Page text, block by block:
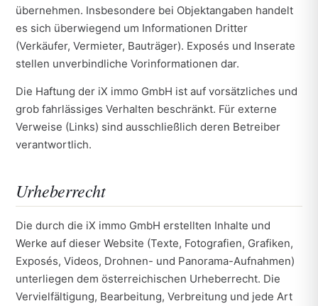
übernehmen. Insbesondere bei Objektangaben handelt
es sich überwiegend um Informationen Dritter
(Verkäufer, Vermieter, Bauträger). Exposés und Inserate
stellen unverbindliche Vorinformationen dar.
Die Haftung der iX immo GmbH ist auf vorsätzliches und
grob fahrlässiges Verhalten beschränkt. Für externe
Verweise (Links) sind ausschließlich deren Betreiber
verantwortlich.
Urheberrecht
Die durch die iX immo GmbH erstellten Inhalte und
Werke auf dieser Website (Texte, Fotografien, Grafiken,
Exposés, Videos, Drohnen- und Panorama-Aufnahmen)
unterliegen dem österreichischen Urheberrecht. Die
Vervielfältigung, Bearbeitung, Verbreitung und jede Art